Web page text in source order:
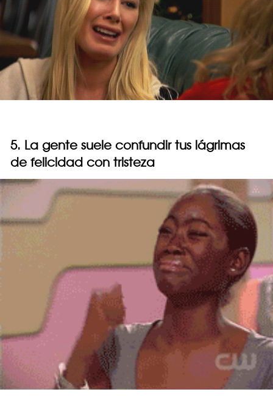
5. La gente suele confundir tus lágrimas
de felicidad con tristeza